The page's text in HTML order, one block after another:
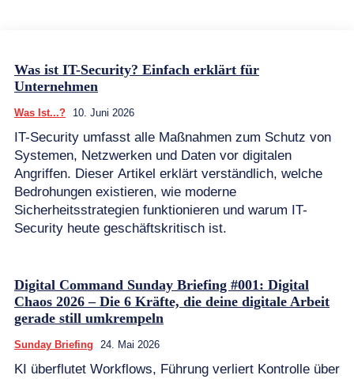
Was ist IT-Security? Einfach erklärt für
Unternehmen
Was Ist...? 10. Juni 2026
IT-Security umfasst alle Maßnahmen zum Schutz von
Systemen, Netzwerken und Daten vor digitalen
Angriffen. Dieser Artikel erklärt verständlich, welche
Bedrohungen existieren, wie moderne
Sicherheitsstrategien funktionieren und warum IT-
Security heute geschäftskritisch ist.
Digital Command Sunday Briefing #001: Digital
Chaos 2026 – Die 6 Kräfte, die deine digitale Arbeit
gerade still umkrempeln
Sunday Briefing 24. Mai 2026
KI überflutet Workflows, Führung verliert Kontrolle über